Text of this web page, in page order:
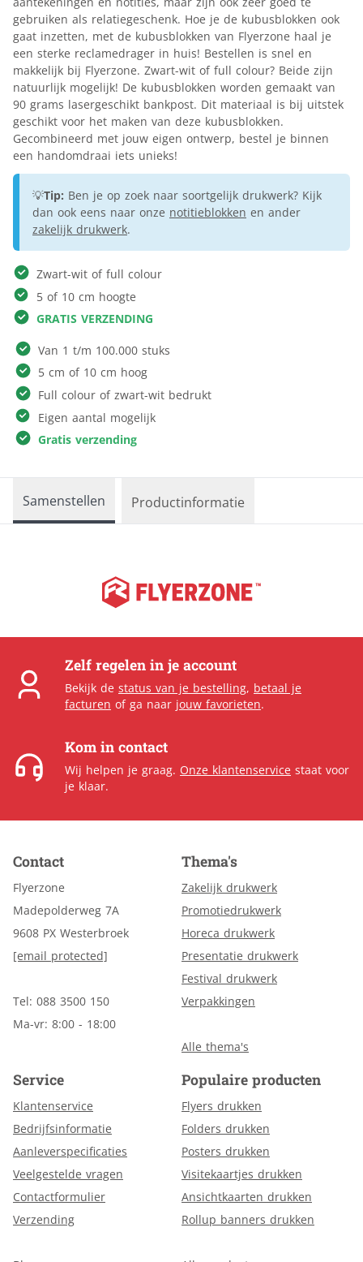
gebruiken als relatiegeschenk. Hoe je de kubusblokken ook
gaat inzetten, met de kubusblokken van Flyerzone haal je
een sterke reclamedrager in huis! Bestellen is snel en
makkelijk bij Flyerzone. Zwart-wit of full colour? Beide zijn
natuurlijk mogelijk! De kubusblokken worden gemaakt van
90 grams lasergeschikt bankpost. Dit materiaal is bij uitstek
geschikt voor het maken van deze kubusblokken.
Gecombineerd met jouw eigen ontwerp, bestel je binnen
een handomdraai iets unieks!
💡Tip: Ben je op zoek naar soortgelijk drukwerk? Kijk
dan ook eens naar onze notitieblokken en ander
zakelijk drukwerk.
Zwart-wit of full colour
5 of 10 cm hoogte
GRATIS VERZENDING
Van 1 t/m 100.000 stuks
5 cm of 10 cm hoog
Full colour of zwart-wit bedrukt
Eigen aantal mogelijk
Gratis verzending
Samenstellen Productinformatie
Zelf regelen in je account
Bekijk de status van je bestelling, betaal je
facturen of ga naar jouw favorieten.
Kom in contact
Wij helpen je graag. Onze klantenservice staat voor
je klaar.
Contact
Flyerzone
Madepolderweg 7A
9608 PX Westerbroek
[email protected]
Tel: 088 3500 150
Ma-vr: 8:00 - 18:00
Thema's
Zakelijk drukwerk
Promotiedrukwerk
Horeca drukwerk
Presentatie drukwerk
Festival drukwerk
Verpakkingen
Alle thema's
Service
Klantenservice
Bedrijfsinformatie
Aanleverspecificaties
Veelgestelde vragen
Contactformulier
Verzending
Populaire producten
Flyers drukken
Folders drukken
Posters drukken
Visitekaartjes drukken
Ansichtkaarten drukken
Rollup banners drukken